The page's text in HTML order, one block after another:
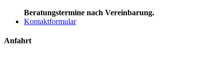
Beratungstermine nach Vereinbarung.
Kontaktformular
Anfahrt